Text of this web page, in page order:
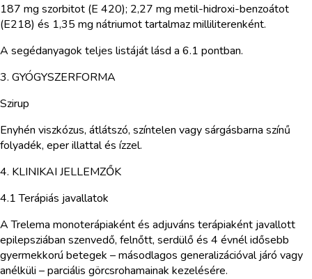
187 mg szorbitot (E 420); 2,27 mg metil-hidroxi-benzoátot
(E218) és 1,35 mg nátriumot tartalmaz milliliterenként.
A segédanyagok teljes listáját lásd a 6.1 pontban.
3. GYÓGYSZERFORMA
Szirup
Enyhén viszkózus, átlátszó, színtelen vagy sárgásbarna színű
folyadék, eper illattal és ízzel.
4. KLINIKAI JELLEMZŐK
4.1 Terápiás javallatok
A Trelema monoterápiaként és adjuváns terápiaként javallott
epilepsziában szenvedő, felnőtt, serdülő és 4 évnél idősebb
gyermekkorú betegek – másodlagos generalizációval járó vagy
anélküli – parciális görcsrohamainak kezelésére.